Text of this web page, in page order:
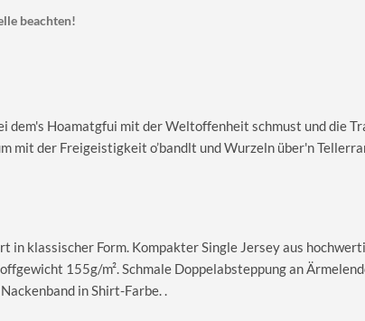
beachten!
dem's Hoamatgfui mit der Weltoffenheit schmust und die
mit der Freigeistigkeit o’bandlt und Wurzeln über'n
in klassischer Form. Kompakter Single Jersey aus
155g/m². Schmale Doppelabsteppung an
in Shirt-Farbe. .